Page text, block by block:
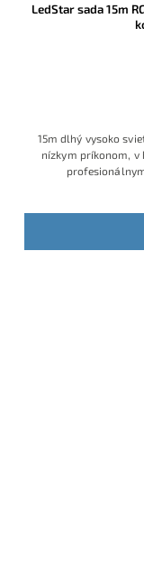
LedStar sada 15m
15m dlhý vysoko
nízkym príkonom, v